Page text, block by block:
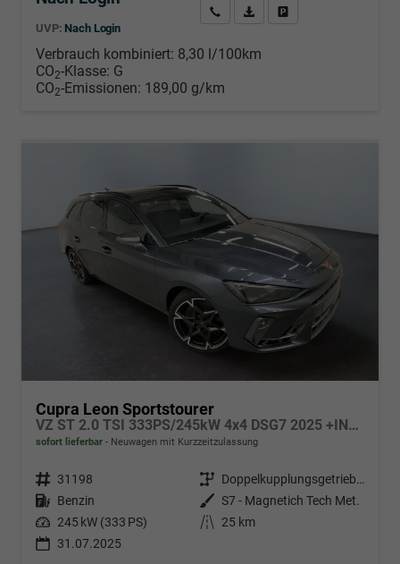
UVP: Nach Login
Wir rufen Sie anPDF-Datei, Fahrzeugexposé
Verbrauch kombiniert: 8,30 l/100km
CO2-Klasse: G
CO2-Emissionen: 189,00 g/km
Cupra Leon Sportstourer
VZ ST 2.0 TSI 333PS/245kW 4x4 DSG7 2025 +INT. DRIVE+MATRIX+AHK+Erweiterte Garantie.
sofort lieferbar Neuwagen mit Kurzzeitzulassung
Fahrzeugnr. 31198 Getriebe
Doppelkupplungsgetriebe (DSG)
Kraftstoff Benzin Außenfarbe S7 - Magnetich Tech Met.
Leistung 245 kW (333 PS) Kilometerstand
25 km
31.07.2025